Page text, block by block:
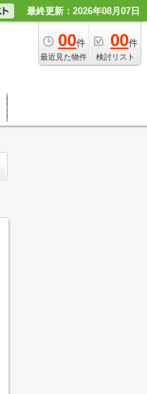
最終更新：2026年08月07日
00件
最近見た物件
00件
検討リスト